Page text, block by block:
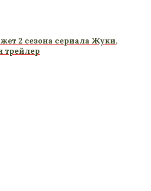
2 сезона сериала Жуки,
трейлер